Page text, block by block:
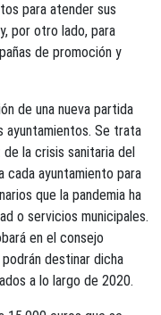
para atender sus
por otro lado, para
de promoción y
de una nueva partida
ayuntamientos. Se trata
la crisis sanitaria del
cada ayuntamiento para
que la pandemia ha
o servicios municipales.
en el consejo
destinar dicha
a lo largo de 2020.